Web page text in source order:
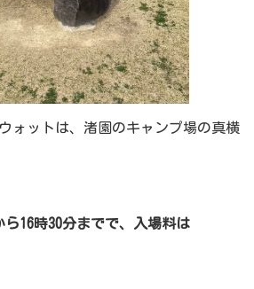
ォットは、渚園のキャンプ場の真横
ら16時30分までで、入場料は